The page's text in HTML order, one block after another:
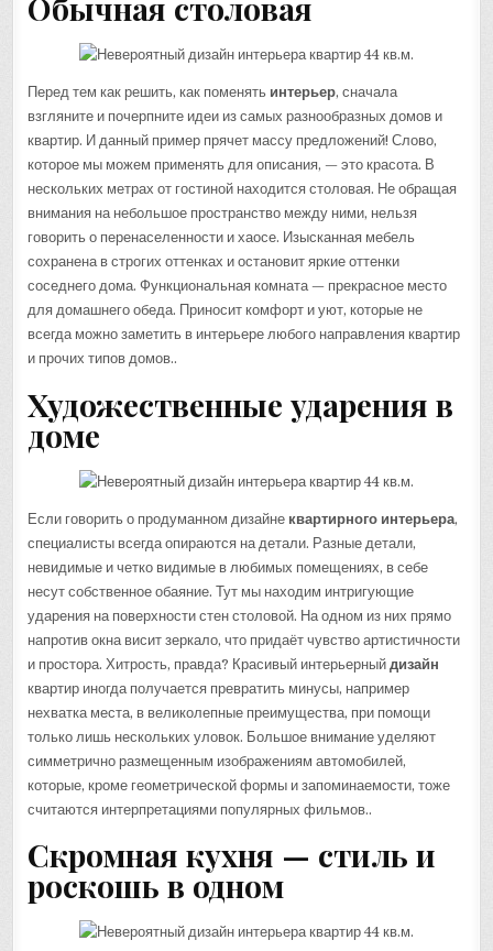
Обычная столовая
Перед тем как решить, как поменять интерьер, сначала
взгляните и почерпните идеи из самых разнообразных домов и
квартир. И данный пример прячет массу предложений! Слово,
которое мы можем применять для описания, — это красота. В
нескольких метрах от гостиной находится столовая. Не обращая
внимания на небольшое пространство между ними, нельзя
говорить о перенаселенности и хаосе. Изысканная мебель
сохранена в строгих оттенках и остановит яркие оттенки
соседнего дома. Функциональная комната — прекрасное место
для домашнего обеда. Приносит комфорт и уют, которые не
всегда можно заметить в интерьере любого направления квартир
и прочих типов домов..
Художественные ударения в
доме
Если говорить о продуманном дизайне квартирного интерьера,
специалисты всегда опираются на детали. Разные детали,
невидимые и четко видимые в любимых помещениях, в себе
несут собственное обаяние. Тут мы находим интригующие
ударения на поверхности стен столовой. На одном из них прямо
напротив окна висит зеркало, что придаёт чувство артистичности
и простора. Хитрость, правда? Красивый интерьерныйдизайн
квартир иногда получается превратить минусы, например
нехватка места, в великолепные преимущества, при помощи
только лишь нескольких уловок. Большое внимание уделяют
симметрично размещенным изображениям автомобилей,
которые, кроме геометрической формы и запоминаемости, тоже
считаются интерпретациями популярных фильмов..
Скромная кухня — стиль и
роскошь в одном